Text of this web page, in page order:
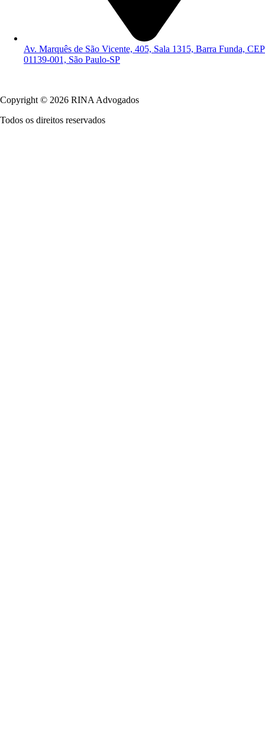
Av. Marquês de São Vicente, 405, Sala 1315, Barra Funda, CEP
01139-001, São Paulo-SP
Copyright © 2026 RINA Advogados
Todos os direitos reservados